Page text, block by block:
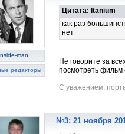
man
редакторы
Цитата: Itanium
как раз
нет
Не говорите за
посмотреть фильм
C уважением,
№3: 21 ноября